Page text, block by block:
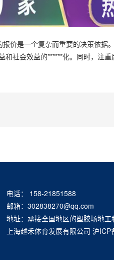
是一个复杂而重要的决策依据
社会效益的******化。同时，注
电话： 158-21851588
邮箱：302838270@qq.com
地址：承接全国地区的塑胶场地工
上海越禾体育发展有限公司 沪ICP